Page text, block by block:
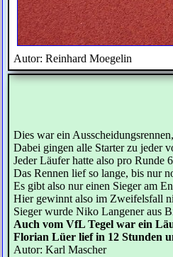
Autor: Reinhard Moegelin
Dies war ein
Dabei gingen alle Starter zu jeder
Jeder Läufer hatte also pro Runde
Das Rennen lief so lange, bis nur
Es gibt also nur einen Sieger am
Hier gewinnt also im Zweifelsfall
Sieger wurde Niko Langener aus
Auch vom VfL Tegel war ein
Florian Lüer lief in 12 Stunden
Autor: Karl Mascher